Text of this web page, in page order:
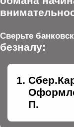
Сверьте
безналу:
П.